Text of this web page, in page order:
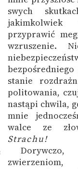
swych
przyprawić
wzruszenie.
stanie
politowania,
nastąpi chwila,
mnie
walce ze
Strachu!